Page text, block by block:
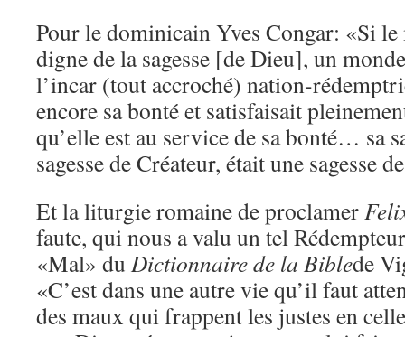
Pour le dominicain Yves Congar: «Si le
digne de la sagesse [de Dieu], un
l’incar (tout accroché) nation-
encore sa bonté et satisfaisait
qu’elle est au service de sa bonté… sa
sagesse de Créateur, était une sagesse
Et la liturgie romaine de proclamer
faute, qui nous a valu un tel Rédempteur
«Mal» du Dictionnaire de la Biblede
«C’est dans une autre vie qu’il faut
des maux qui frappent les justes en